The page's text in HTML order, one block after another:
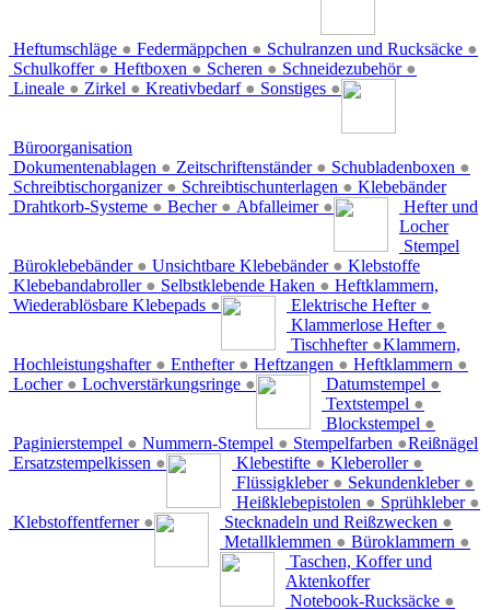
Heftumschläge ● Federmäppchen ● Schulranzen und Rucksäcke ●
Schulkoffer ● Heftboxen ● Scheren ● Schneidezubehör ●
Lineale ● Zirkel ● Kreativbedarf ● Sonstiges ●
Büroorganisation
Dokumentenablagen ● Zeitschriftenständer ● Schubladenboxen ●
Schreibtischorganizer ● Schreibtischunterlagen ●
Drahtkorb-Systeme ● Becher ● Abfalleimer ●
Klebebänder
Büroklebebänder ● Unsichtbare Klebebänder ●
Klebebandabroller ● Selbstklebende Haken ●
Wiederablösbare Klebepads ●
Hefter und
Locher
Elektrische Hefter ●
Klammerlose Hefter ●
Tischhefter ●
Hochleistungshafter ● Enthefter ● Heftzangen ● Heftklammern ●
Locher ● Lochverstärkungsringe ●
Stempel
Datumstempel ●
Textstempel ●
Blockstempel ●
Paginierstempel ● Nummern-Stempel ● Stempelfarben ●
Ersatzstempelkissen ●
Klebstoffe
Klebestifte ● Kleberoller ●
Flüssigkleber ● Sekundenkleber ●
Heißklebepistolen ● Sprühkleber ●
Klebstoffentferner ●
Heftklammern,
Klammern,
Reißnägel
Stecknadeln und Reißzwecken ●
Metallklemmen ● Büroklammern ●
Taschen, Koffer und
Aktenkoffer
Notebook-Rucksäcke ●